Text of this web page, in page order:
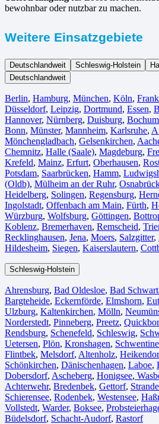
bewohnbar oder nutzbar zu machen.
Weitere Einsatzgebiete
Deutschlandweit Schleswig-Holstein
Deutschlandweit
Berlin⁠, Hamburg, München, Köln⁠,
Düsseldorf, Leipzig, Dortmund, Essen,
Hannover, Nürnberg, Duisburg⁠, Bochum
Bonn⁠, Münster⁠, Mannheim, Karlsruhe,
Mönchengladbach⁠, Gelsenkirchen⁠,
Chemnitz⁠, Halle (Saale)⁠, Magdeburg,
Krefeld⁠, Mainz⁠, Erfurt, Oberhausen⁠,
Potsdam, Saarbrücken⁠, Hamm,
(Oldb), Mülheim an der Ruhr,
Heidelberg, Solingen, Regensburg,
Ingolstadt, Offenbach am Main, Fürth⁠,
Würzburg, Wolfsburg⁠, Göttingen,
Koblenz, Bremerhaven⁠, Remscheid,
Recklinghausen, Jena⁠, Moers⁠, Salzgitter⁠,
Hildesheim⁠, Siegen⁠, Kaiserslautern⁠,
Schleswig-Holstein
Ahrensburg, Bad Oldesloe, Bad
Bargteheide, Eckernförde, Elmshorn,
Ulzburg, Kaltenkirchen, Mölln,
Norderstedt, Pinneberg, Preetz,
Rendsburg, Schenefeld, Schleswig,
Uetersen, Plön, Kronshagen,
Flintbek, Melsdorf, Altenholz,
Schönkirchen, Dänischenhagen, Laboe,
Dobersdorf, Ascheberg, Honigsee,
Achterwehr, Bredenbek, Gettorf, Strande
Schierensee, Rodenbek, Westensee,
Vollstedt, Warder, Boksee,
Büdelsdorf, Schacht-Audorf, Rastorf